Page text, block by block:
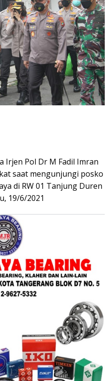
Irjen Pol Dr M Fadil Imran
saat mengunjungi posko
di RW 01 Tanjung Duren
19/6/2021